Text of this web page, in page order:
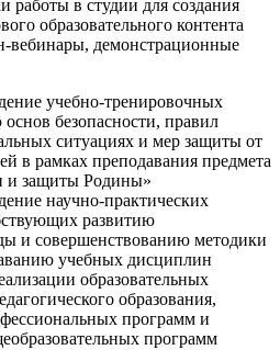
работы в студии для создания
образовательного контента
вебинары, демонстрационные
учебно-тренировочных
безопасности, правил
ситуациях и мер защиты от
в рамках преподавания предмета
и защиты Родины»
научно-практических
развитию
и совершенствованию методики
учебных дисциплин
образовательных
образования,
программ и
программ